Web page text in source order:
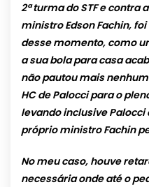
2ª turma do STF e contra
ministro Edson Fachin,
desse momento, como
a sua bola para casa
não pautou mais
HC de Palocci para o
levando inclusive
próprio ministro Fachin
No meu caso, houve
necessária onde até o